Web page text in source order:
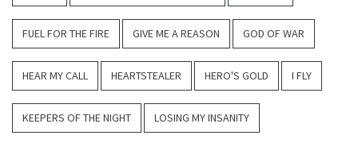
FUEL FOR THE FIRE GIVE ME A REASON GOD OF WAR
HEAR MY CALL HEARTSTEALER HERO'S GOLD I FLY
KEEPERS OF THE NIGHT LOSING MY INSANITY